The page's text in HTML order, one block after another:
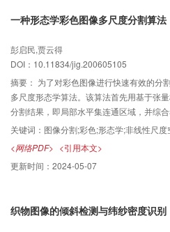
一种形态学彩色图像多尺度分割算法
彭启民,贾云得
DOI：10.11834/jig.200605105
摘要： 为了对彩色图像进行快速有效的分
多尺度形态学算法。该算法首先用基于张
分割结果，即局部水平集连通区域，并综
似性，构造了区域间的RAG（region
neighbor nraph），用于后续形态学处理
关系，定义了彩色形态算子；然后采用顶
子生成了所需的非线性尺度空间；最后，
关系，逐级提取图像中包含的物体来得到
明，该算法不仅具有出色的形状保持能力，
关键词： 图像分割;彩色;形态学;非线性尺
<网络PDF> <引用本文>
更新时间： 2024-05-07
织物图像的倾斜检测与纬纱密度识别